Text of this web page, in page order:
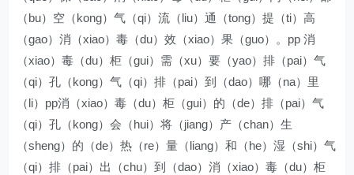
（bu）空（kong）气（qi）流（liu）通（tong）提（ti）高
（gao）消（xiao）毒（du）效（xiao）果（guo）。pp 消
（xiao）毒（du）柜（gui）需（xu）要（yao）排（pai）气
（qi）孔（kong）气（qi）排（pai）到（dao）哪（na）里
（li）pp消（xiao）毒（du）柜（gui）的（de）排（pai）气
（qi）孔（kong）会（hui）将（jiang）产（chan）生
（sheng）的（de）热（re）量（liang）和（he）湿（shi）气
（qi）排（pai）出（chu）到（dao）消（xiao）毒（du）柜